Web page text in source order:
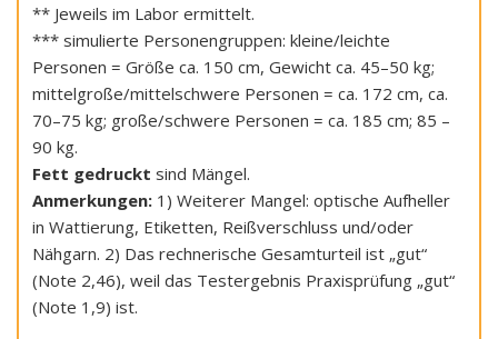
** Jeweils im Labor ermittelt.
*** simulierte Personengruppen: kleine/leichte
Personen = Größe ca. 150 cm, Gewicht ca. 45–50 kg;
mittelgroße/mittelschwere Personen = ca. 172 cm, ca.
70–75 kg; große/schwere Personen = ca. 185 cm; 85 –
90 kg.
Fett gedruckt sind Mängel.
Anmerkungen: 1) Weiterer Mangel: optische Aufheller
in Wattierung, Etiketten, Reißverschluss und/oder
Nähgarn. 2) Das rechnerische Gesamturteil ist „gut“
(Note 2,46), weil das Testergebnis Praxisprüfung „gut“
(Note 1,9) ist.